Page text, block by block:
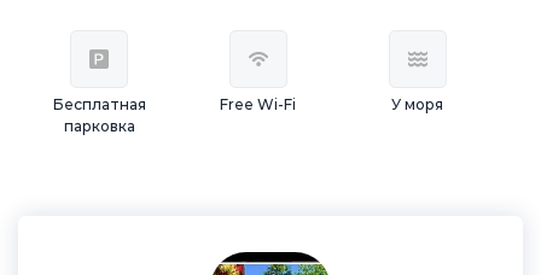
Бесплатная
парковка
Free Wi-Fi У моря